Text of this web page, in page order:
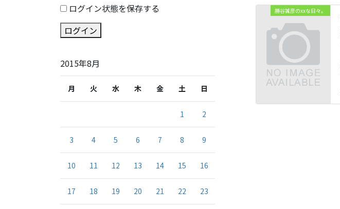
勝谷誠彦のxxな日々。
ログイン状態を保存する
ログイン
2015年8月
月 火 水 木 金 土 日
1 2
3 4 5 6 7 8 9
10 11 12 13 14 15 16
17 18 19 20 21 22 23